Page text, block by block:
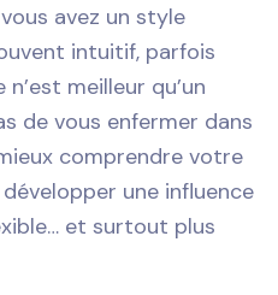
avez un style
intuitif, parfois
meilleur qu’un
de vous enfermer dans
comprendre votre
une influence
et surtout plus